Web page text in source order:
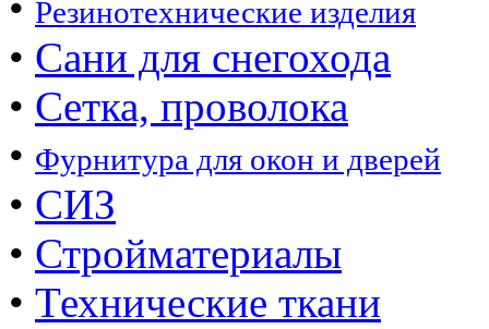
Резинотехнические изделия
• Сани для снегохода
• Сетка, проволока
• Фурнитура для окон и дверей
• СИЗ
• Стройматериалы
• Технические ткани